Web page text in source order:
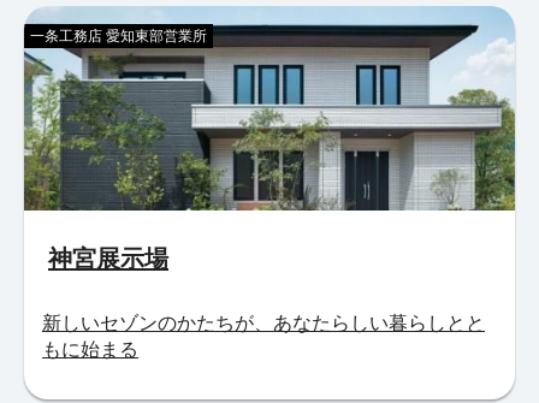
神宮展示場
一条工務店 愛知東部営業所
新しいセゾンのかたちが、あなたらしい暮らしとと
もに始まる